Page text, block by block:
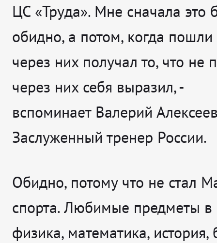
ЦС «Труда». Мне сначала это
обидно, а потом, когда пошли
через них получал то, что не
через них себя выразил, -
вспоминает Валерий
Заслуженный тренер России.
Обидно, потому что не стал
спорта. Любимые предметы в
физика, математика, история,